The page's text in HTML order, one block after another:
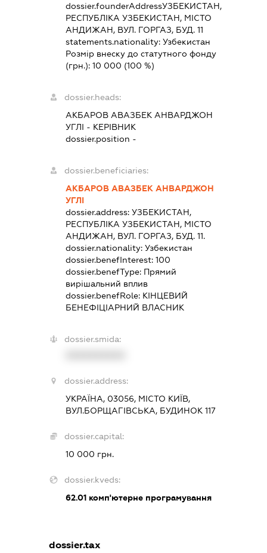
dossier.founderAddressУЗБЕКИСТАН,
РЕСПУБЛІКА УЗБЕКИСТАН, МІСТО
АНДИЖАН, ВУЛ. ГОРГАЗ, БУД. 11
statements.nationality: Узбекистан
Розмір внеску до статутного фонду
(грн.): 10 000 (100 %)
dossier.heads:
АКБАРОВ АВАЗБЕК АНВАРДЖОН
УГЛІ - КЕРІВНИК
dossier.position -
dossier.beneficiaries:
АКБАРОВ АВАЗБЕК АНВАРДЖОН
УГЛІ
dossier.address: УЗБЕКИСТАН,
РЕСПУБЛІКА УЗБЕКИСТАН, МІСТО
АНДИЖАН, ВУЛ. ГОРГАЗ, БУД. 11.
dossier.nationality: Узбекистан
dossier.benefInterest: 100
dossier.benefType: Прямий
вирішальний вплив
dossier.benefRole: КІНЦЕВИЙ
БЕНЕФІЦІАРНИЙ ВЛАСНИК
dossier.smida:
dossier.address:
УКРАЇНА, 03056, МІСТО КИЇВ,
ВУЛ.БОРЩАГІВСЬКА, БУДИНОК 117
dossier.capital:
10 000 грн.
dossier.kveds:
62.01комп'ютерне програмування
dossier.tax